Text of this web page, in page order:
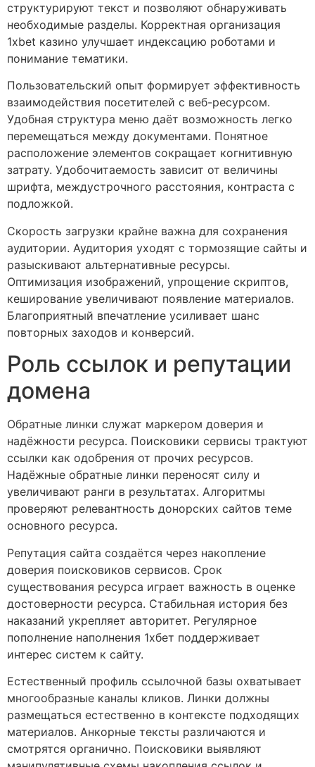
структурируют текст и позволяют обнаруживать
необходимые разделы. Корректная организация
1xbet казино улучшает индексацию роботами и
понимание тематики.
Пользовательский опыт формирует эффективность
взаимодействия посетителей с веб-ресурсом.
Удобная структура меню даёт возможность легко
перемещаться между документами. Понятное
расположение элементов сокращает когнитивную
затрату. Удобочитаемость зависит от величины
шрифта, междустрочного расстояния, контраста с
подложкой.
Скорость загрузки крайне важна для сохранения
аудитории. Аудитория уходят с тормозящие сайты и
разыскивают альтернативные ресурсы.
Оптимизация изображений, упрощение скриптов,
кеширование увеличивают появление материалов.
Благоприятный впечатление усиливает шанс
повторных заходов и конверсий.
Роль ссылок и репутации
домена
Обратные линки служат маркером доверия и
надёжности ресурса. Поисковики сервисы трактуют
ссылки как одобрения от прочих ресурсов.
Надёжные обратные линки переносят силу и
увеличивают ранги в результатах. Алгоритмы
проверяют релевантность донорских сайтов теме
основного ресурса.
Репутация сайта создаётся через накопление
доверия поисковиков сервисов. Срок
существования ресурса играет важность в оценке
достоверности ресурса. Стабильная история без
наказаний укрепляет авторитет. Регулярное
пополнение наполнения 1хбет поддерживает
интерес систем к сайту.
Естественный профиль ссылочной базы охватывает
многообразные каналы кликов. Линки должны
размещаться естественно в контексте подходящих
материалов. Анкорные тексты различаются и
смотрятся органично. Поисковики выявляют